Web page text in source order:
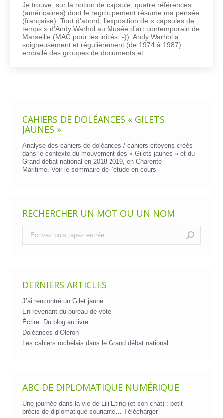
Je trouve, sur la notion de capsule, quatre références
(américaines) dont le regroupement résume ma pensée
(française). Tout d’abord, l’exposition de « capsules de
temps » d’Andy Warhol au Musée d’art contemporain de
Marseille (MAC pour les initiés :-)). Andy Warhol a
soigneusement et régulièrement (de 1974 à 1987)
emballé des groupes de documents et…
CAHIERS DE DOLÉANCES « GILETS
JAUNES »
Analyse des cahiers de doléances / cahiers citoyens créés
dans le contexte du mouvement des « Gilets jaunes » et du
Grand débat national en 2018-2019, en Charente-
Maritime. Voir le sommaire de l’étude en cours
RECHERCHER UN MOT OU UN NOM
DERNIERS ARTICLES
J’ai rencontré un Gilet jaune
En revenant du bureau de vote
Écrire. Du blog au livre
Doléances d’Oléron
Les cahiers rochelais dans le Grand débat national
ABC DE DIPLOMATIQUE NUMÉRIQUE
Une journée dans la vie de Lili Eting (et son chat) : petit
précis de diplomatique souriante… Télécharger